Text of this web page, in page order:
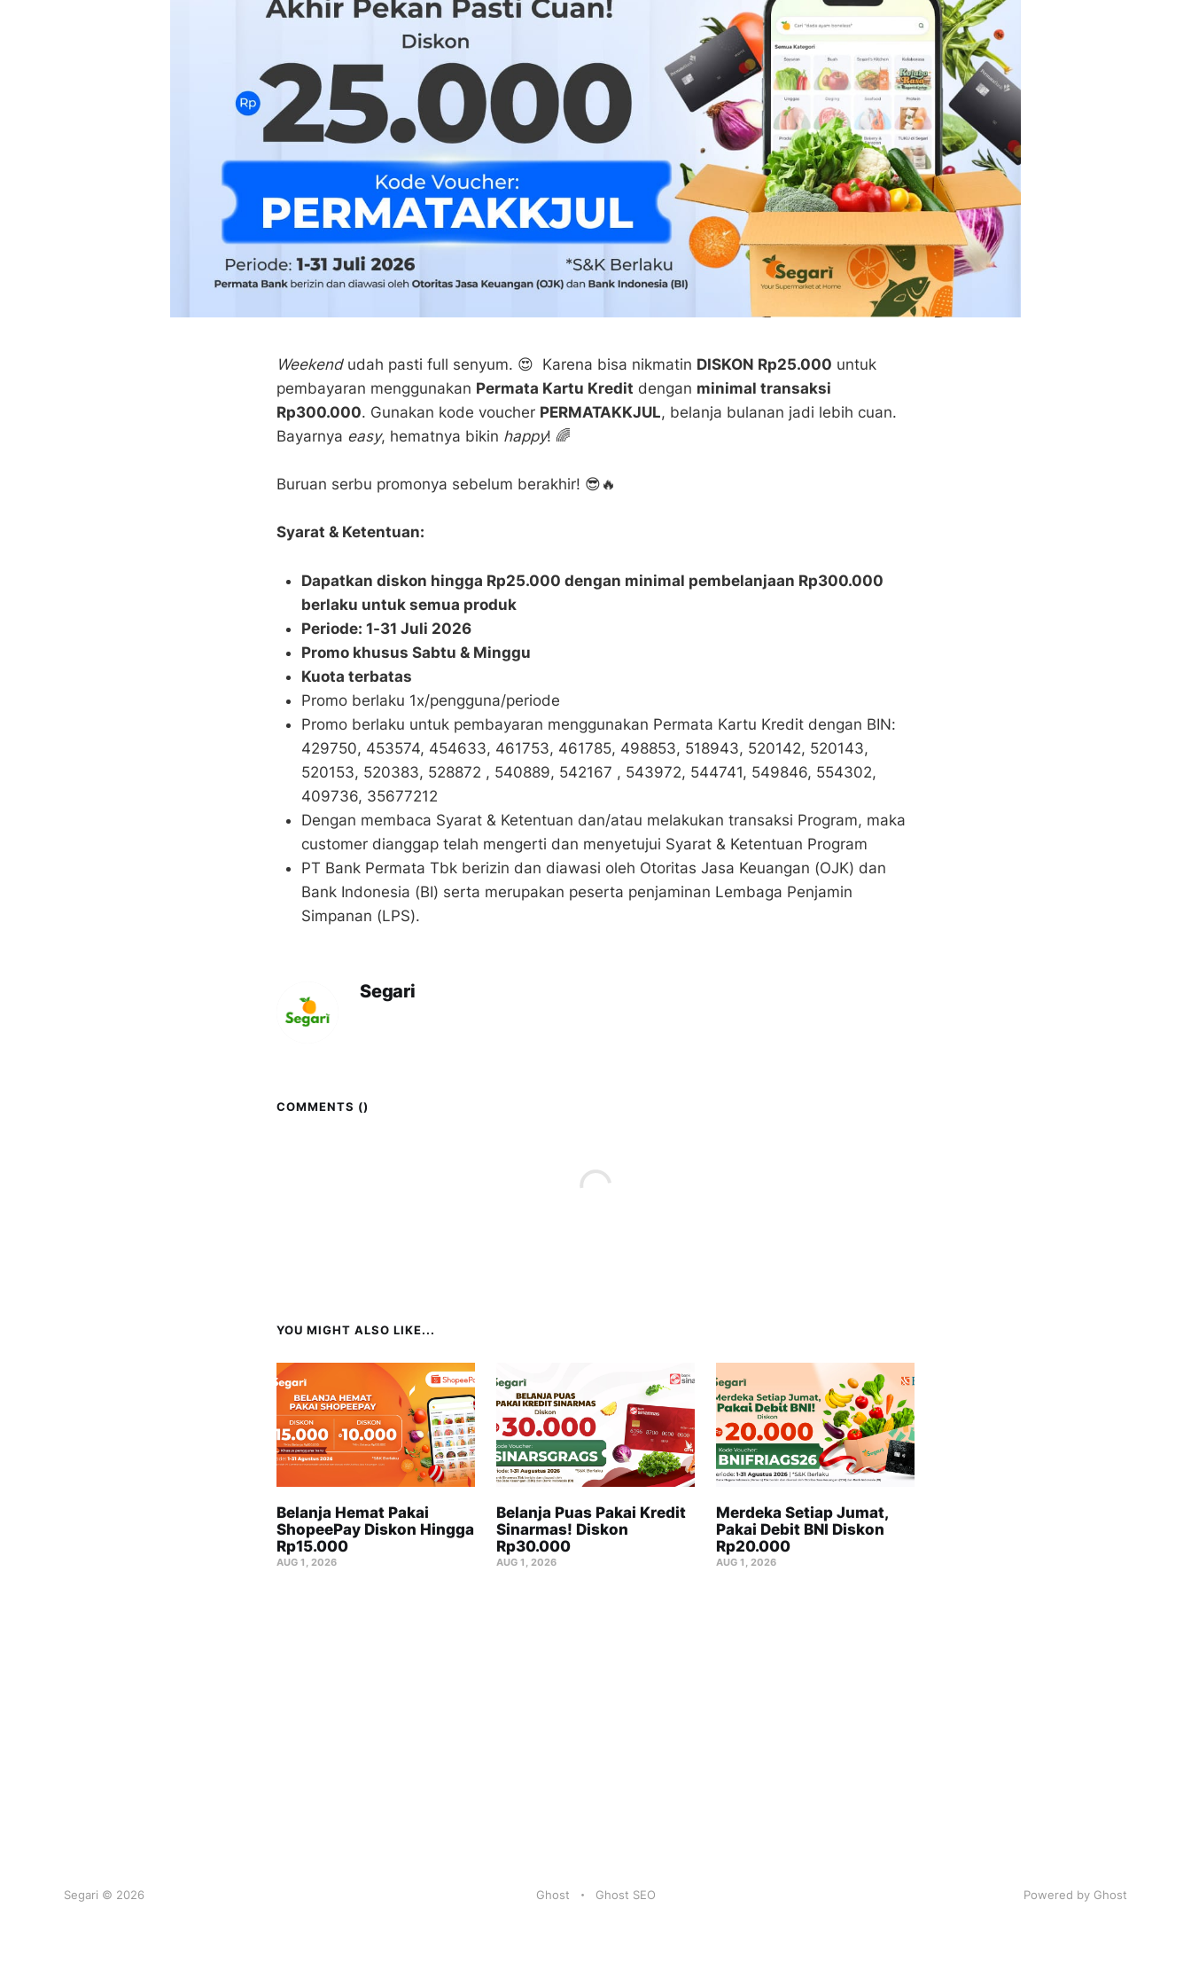
Weekend udah pasti full senyum. 😍 Karena bisa nikmatin DISKON Rp25.000 untuk
pembayaran menggunakan Permata Kartu Kredit dengan minimal transaksi
Rp300.000. Gunakan kode voucher PERMATAKKJUL, belanja bulanan jadi lebih cuan.
Bayarnya easy, hematnya bikin happy! 🌈
Buruan serbu promonya sebelum berakhir! 😎🔥
Syarat & Ketentuan:
Dapatkan diskon hingga Rp25.000 dengan minimal pembelanjaan Rp300.000
berlaku untuk semua produk
Periode: 1-31 Juli 2026
Promo khusus Sabtu & Minggu
Kuota terbatas
Promo berlaku 1x/pengguna/periode
Promo berlaku untuk pembayaran menggunakan Permata Kartu Kredit dengan BIN:
429750, 453574, 454633, 461753, 461785, 498853, 518943, 520142, 520143,
520153, 520383, 528872 , 540889, 542167 , 543972, 544741, 549846, 554302,
409736, 35677212
Dengan membaca Syarat & Ketentuan dan/atau melakukan transaksi Program, maka
customer dianggap telah mengerti dan menyetujui Syarat & Ketentuan Program
PT Bank Permata Tbk berizin dan diawasi oleh Otoritas Jasa Keuangan (OJK) dan
Bank Indonesia (BI) serta merupakan peserta penjaminan Lembaga Penjamin
Simpanan (LPS).
Segari
COMMENTS ()
YOU MIGHT ALSO LIKE...
Belanja Hemat Pakai
ShopeePay Diskon Hingga
Rp15.000
AUG 1, 2026
Belanja Puas Pakai Kredit
Sinarmas! Diskon
Rp30.000
AUG 1, 2026
Merdeka Setiap Jumat,
Pakai Debit BNI Diskon
Rp20.000
AUG 1, 2026
Segari © 2026 Ghost Ghost SEO Powered by Ghost